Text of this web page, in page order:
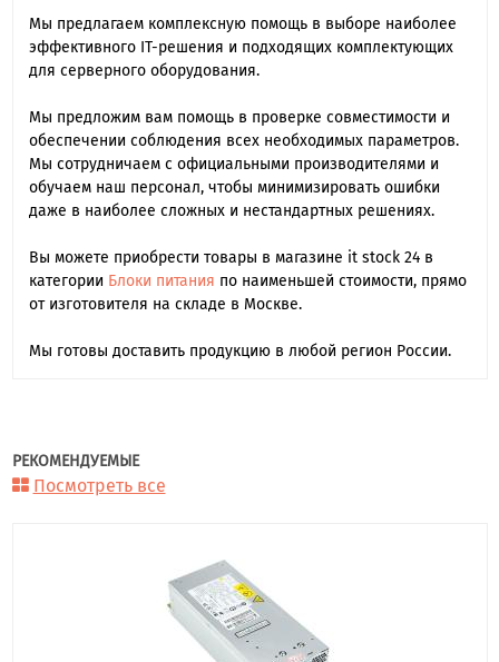
Мы предлагаем комплексную помощь в выборе наиболее
эффективного IT-решения и подходящих комплектующих
для серверного оборудования.
Мы предложим вам помощь в проверке совместимости и
обеспечении соблюдения всех необходимых параметров.
Мы сотрудничаем с официальными производителями и
обучаем наш персонал, чтобы минимизировать ошибки
даже в наиболее сложных и нестандартных решениях.
Вы можете приобрести товары в магазине it stock 24 в
категории Блоки питания по наименьшей стоимости, прямо
от изготовителя на складе в Москве.
Мы готовы доставить продукцию в любой регион России.
РЕКОМЕНДУЕМЫЕ
Посмотреть все